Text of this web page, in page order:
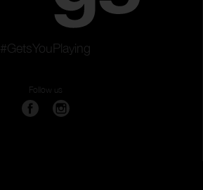
#GetsYouPlaying
Follow us